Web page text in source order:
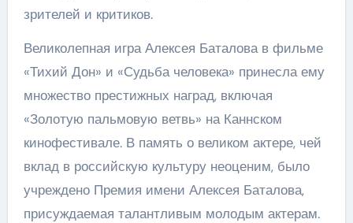
зрителей и критиков.
Великолепная игра Алексея Баталова в фильме
«Тихий Дон» и «Судьба человека» принесла ему
множество престижных наград, включая
«Золотую пальмовую ветвь» на Каннском
кинофестивале. В память о великом актере, чей
вклад в российскую культуру неоценим, было
учреждено Премия имени Алексея Баталова,
присуждаемая талантливым молодым актерам.